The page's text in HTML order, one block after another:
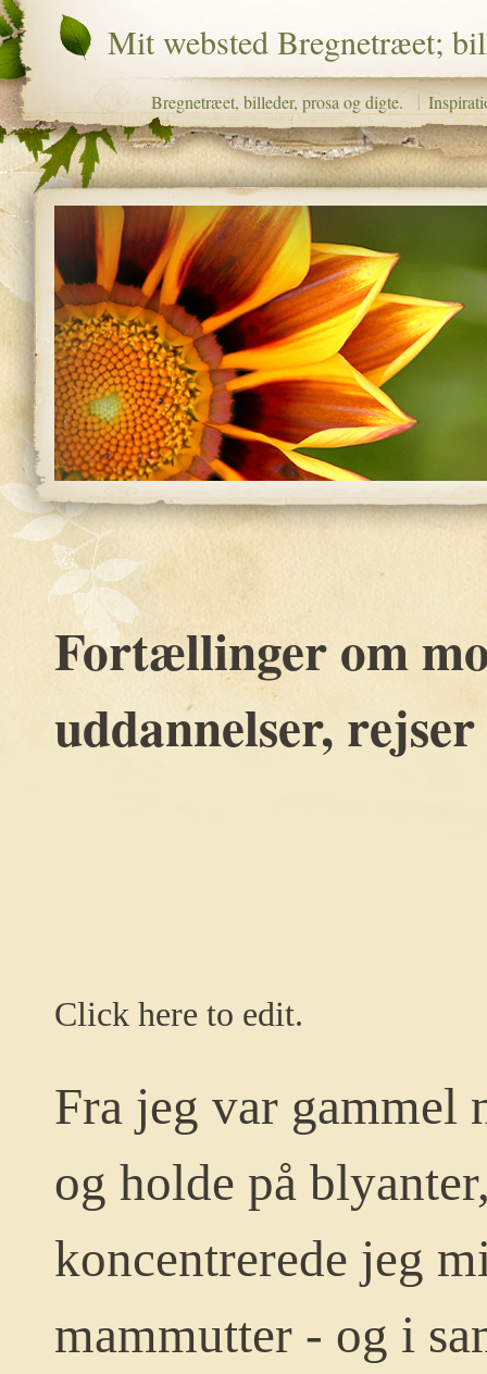
Mit websted Bregnetræet;
Bregnetræet, billeder, prosa og digte.
Fortællinger om
uddannelser,
Click here to edit.
Fra jeg var gammel
og holde på
koncentrerede jeg
mammutter - og i